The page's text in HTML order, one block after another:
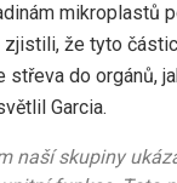
mikroplastů
zjistili, že tyto
do orgánů,
Garcia.
naší skupiny